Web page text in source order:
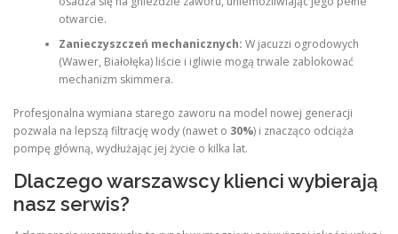
otwarcie.
Zanieczyszczeń mechanicznych: W jacuzzi ogrodowych
(Wawer, Białołęka) liście i igliwie mogą trwale zablokować
mechanizm skimmera.
Profesjonalna wymiana starego zaworu na model nowej generacji
pozwala na lepszą filtrację wody (nawet o 30%) i znacząco odciąża
pompę główną, wydłużając jej życie o kilka lat.
Dlaczego warszawscy klienci wybierają
nasz serwis?